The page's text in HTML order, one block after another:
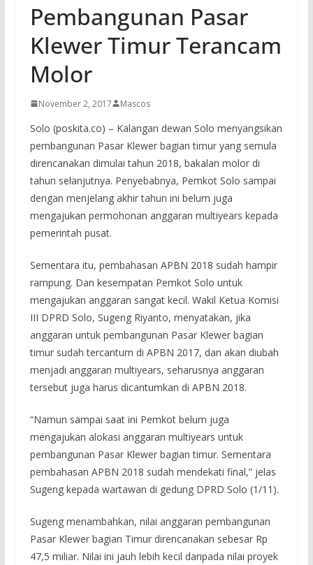
Pembangunan Pasar
Klewer Timur Terancam
Molor
November 2, 2017 Mascos
Solo (poskita.co) – Kalangan dewan Solo menyangsikan
pembangunan Pasar Klewer bagian timur yang semula
direncanakan dimulai tahun 2018, bakalan molor di
tahun selanjutnya. Penyebabnya, Pemkot Solo sampai
dengan menjelang akhir tahun ini belum juga
mengajukan permohonan anggaran multiyears kepada
pemerintah pusat.
Sementara itu, pembahasan APBN 2018 sudah hampir
rampung. Dan kesempatan Pemkot Solo untuk
mengajukan anggaran sangat kecil. Wakil Ketua Komisi
III DPRD Solo, Sugeng Riyanto, menyatakan, jika
anggaran untuk pembangunan Pasar Klewer bagian
timur sudah tercantum di APBN 2017, dan akan diubah
menjadi anggaran multiyears, seharusnya anggaran
tersebut juga harus dicantumkan di APBN 2018.
“Namun sampai saat ini Pemkot belum juga
mengajukan alokasi anggaran multiyears untuk
pembangunan Pasar Klewer bagian timur. Sementara
pembahasan APBN 2018 sudah mendekati final,” jelas
Sugeng kepada wartawan di gedung DPRD Solo (1/11).
Sugeng menambahkan, nilai anggaran pembangunan
Pasar Klewer bagian Timur direncanakan sebesar Rp
47,5 miliar. Nilai ini jauh lebih kecil daripada nilai proyek